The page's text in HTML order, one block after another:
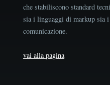
che stabiliscono standard
sia i linguaggi di markup sia
comunicazione.
vai alla pagina